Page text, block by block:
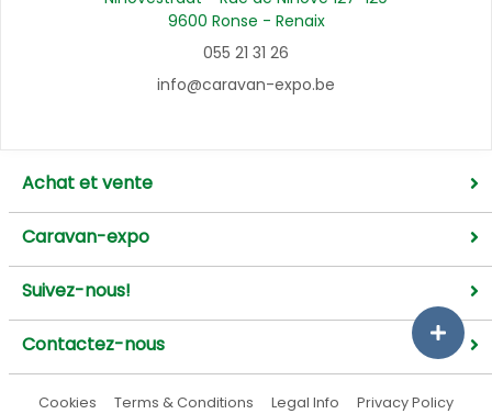
9600 Ronse - Renaix
055 21 31 26
info@caravan-expo.be
Achat et vente
Caravan-expo
Suivez-nous!
Contactez-nous
Cookies Terms & Conditions Legal Info Privacy Policy